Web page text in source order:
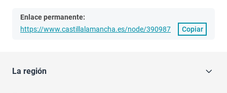
Enlace permanente:
https://www.castillalamancha.es/node/390987
Copiar
La región